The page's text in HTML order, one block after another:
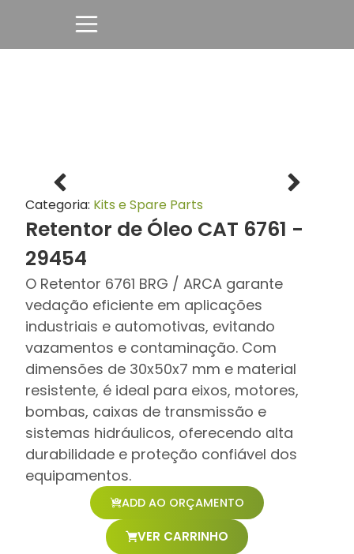
Categoria: Kits e Spare Parts
Retentor de Óleo CAT 6761 -
29454
O Retentor 6761 BRG / ARCA garante
vedação eficiente em aplicações
industriais e automotivas, evitando
vazamentos e contaminação. Com
dimensões de 30x50x7 mm e material
resistente, é ideal para eixos, motores,
bombas, caixas de transmissão e
sistemas hidráulicos, oferecendo alta
durabilidade e proteção confiável dos
equipamentos.
ADD AO ORÇAMENTO
VER CARRINHO